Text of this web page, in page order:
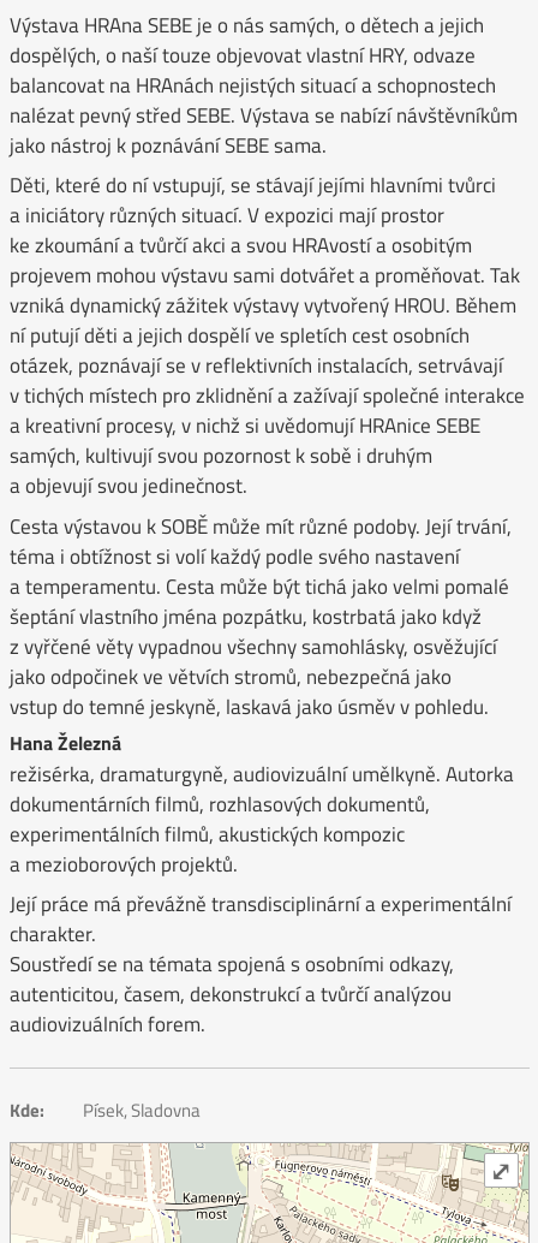
Výstava HRAna SEBE je o nás samých, o dětech a jejich
dospělých, o naší touze objevovat vlastní HRY, odvaze
balancovat na HRAnách nejistých situací a schopnostech
nalézat pevný střed SEBE. Výstava se nabízí návštěvníkům
jako nástroj k poznávání SEBE sama.
Děti, které do ní vstupují, se stávají jejími hlavními tvůrci
a iniciátory různých situací. V expozici mají prostor
ke zkoumání a tvůrčí akci a svou HRAvostí a osobitým
projevem mohou výstavu sami dotvářet a proměňovat. Tak
vzniká dynamický zážitek výstavy vytvořený HROU. Během
ní putují děti a jejich dospělí ve spletích cest osobních
otázek, poznávají se v reflektivních instalacích, setrvávají
v tichých místech pro zklidnění a zažívají společné interakce
a kreativní procesy, v nichž si uvědomují HRAnice SEBE
samých, kultivují svou pozornost k sobě i druhým
a objevují svou jedinečnost.
Cesta výstavou k SOBĚ může mít různé podoby. Její trvání,
téma i obtížnost si volí každý podle svého nastavení
a temperamentu. Cesta může být tichá jako velmi pomalé
šeptání vlastního jména pozpátku, kostrbatá jako když
z vyřčené věty vypadnou všechny samohlásky, osvěžující
jako odpočinek ve větvích stromů, nebezpečná jako
vstup do temné jeskyně, laskavá jako úsměv v pohledu.
Hana Železná
režisérka, dramaturgyně, audiovizuální umělkyně. Autorka
dokumentárních filmů, rozhlasových dokumentů,
experimentálních filmů, akustických kompozic
a mezioborových projektů.
Její práce má převážně transdisciplinární a experimentální
charakter.
Soustředí se na témata spojená s osobními odkazy,
autenticitou, časem, dekonstrukcí a tvůrčí analýzou
audiovizuálních forem.
Kde: Písek, Sladovna
⤢